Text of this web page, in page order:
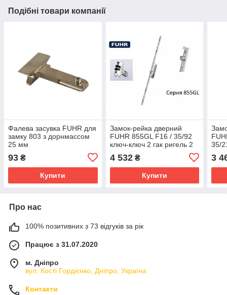
Подібні товари компанії
Фалева засувка FUHR для
замку 803 з дорнмассом
25 мм
93 ₴
Купити
Замок-рейка дверний
FUHR 855GL F16 / 35/92
ключ-ключ 2 гак ригель 2
4 532₴
Купити
35/
3
Про нас
100% позитивних з 73 відгуків за рік
Працює з 31.07.2020
м. Дніпро
вул. Кості Гордієнко, Дніпро, Україна
Контакти